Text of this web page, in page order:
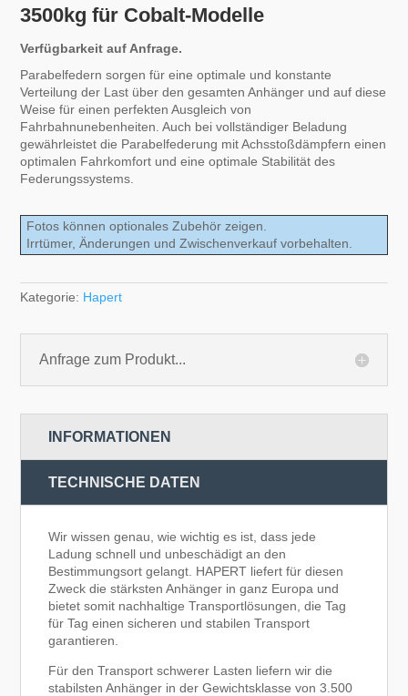
3500kg für Cobalt-Modelle
Verfügbarkeit auf Anfrage.
Parabelfedern sorgen für eine optimale und konstante
Verteilung der Last über den gesamten Anhänger und auf diese
Weise für einen perfekten Ausgleich von
Fahrbahnunebenheiten. Auch bei vollständiger Beladung
gewährleistet die Parabelfederung mit Achsstoßdämpfern einen
optimalen Fahrkomfort und eine optimale Stabilität des
Federungssystems.
Fotos können optionales Zubehör zeigen.
Irrtümer, Änderungen und Zwischenverkauf vorbehalten.
Kategorie: Hapert
Anfrage zum Produkt...
INFORMATIONEN
TECHNISCHE DATEN
Wir wissen genau, wie wichtig es ist, dass jede
Ladung schnell und unbeschädigt an den
Bestimmungsort gelangt. HAPERT liefert für diesen
Zweck die stärksten Anhänger in ganz Europa und
bietet somit nachhaltige Transportlösungen, die Tag
für Tag einen sicheren und stabilen Transport
garantieren.
Für den Transport schwerer Lasten liefern wir die
stabilsten Anhänger in der Gewichtsklasse von 3.500